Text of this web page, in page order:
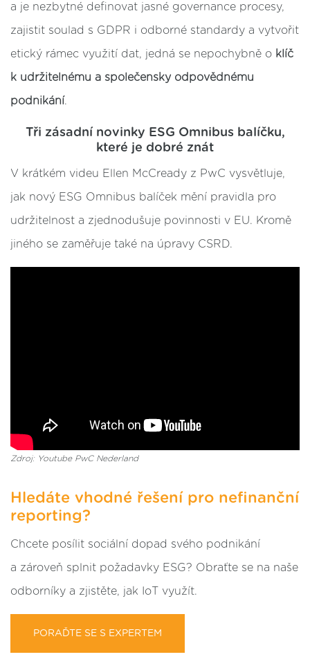
a je nezbytné definovat jasné governance procesy,
zajistit soulad s GDPR i odborné standardy a vytvořit
etický rámec využití dat, jedná se nepochybně o klíč
k udržitelnému a společensky odpovědnému
podnikání.
Tři zásadní novinky ESG Omnibus balíčku,
které je dobré znát
V krátkém videu Ellen McCready z PwC vysvětluje,
jak nový ESG Omnibus balíček mění pravidla pro
udržitelnost a zjednodušuje povinnosti v EU. Kromě
jiného se zaměřuje také na úpravy CSRD.
Zdroj: Youtube PwC Nederland
Hledáte vhodné řešení pro nefinanční
reporting?
Chcete posílit sociální dopad svého podnikání
a zároveň splnit požadavky ESG? Obraťte se na naše
odborníky a zjistěte, jak IoT využít.
PORAĎTE SE S EXPERTEM